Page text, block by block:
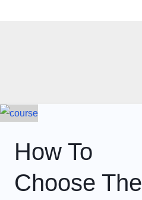
How To
Choose The